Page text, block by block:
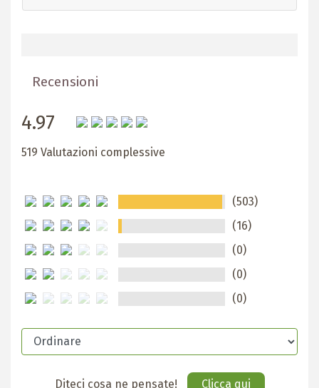
Recensioni
4.97
519 Valutazioni complessive
(503)
(16)
(0)
(0)
(0)
Diteci cosa ne pensate! Clicca qui